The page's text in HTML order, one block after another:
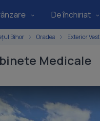
De închiriat
Bihor Oradea Exterior Vest
Medicale